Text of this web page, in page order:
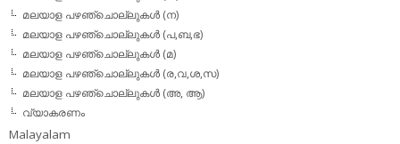
മലയാള പഴഞ്ചൊല്ലുകള്‍ (ന)
മലയാള പഴഞ്ചൊല്ലുകള്‍ (പ,ബ,ഭ)
മലയാള പഴഞ്ചൊല്ലുകള്‍ (മ)
മലയാള പഴഞ്ചൊല്ലുകള്‍ (ര,വ,ശ,സ)
മലയാള പഴഞ്ചൊല്ലുകൾ (അ, ആ)
വ്യാകരണം
Malayalam